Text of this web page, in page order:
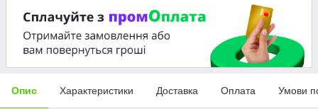
Опис Характеристики Доставка Оплата Умови